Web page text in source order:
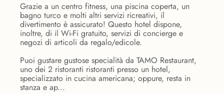
Grazie a un centro fitness, una piscina coperta, un
bagno turco e molti altri servizi ricreativi, il
divertimento è assicurato! Questo hotel dispone,
inoltre, di il Wi-Fi gratuito, servizi di concierge e
negozi di articoli da regalo/edicole.
Puoi gustare gustose specialità da TAMO Restaurant,
uno dei 2 ristoranti ristoranti presso un hotel,
specializzato in cucina americana; oppure, resta in
stanza e ap...